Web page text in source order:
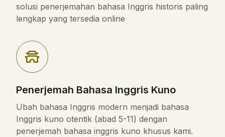
solusi penerjemahan bahasa Inggris historis paling
lengkap yang tersedia online
Penerjemah Bahasa Inggris Kuno
Ubah bahasa Inggris modern menjadi bahasa
Inggris kuno otentik (abad 5-11) dengan
penerjemah bahasa inggris kuno khusus kami.